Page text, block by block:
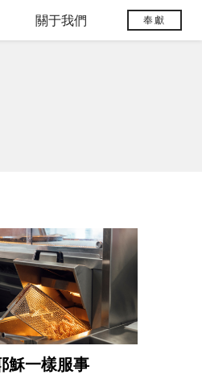
關于我們 奉獻
穌一樣服事